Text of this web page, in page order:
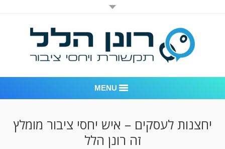
MENU
אודות החברה
יחצנות לעסקים – איש יחסי ציבור מומלץ
זה רונן הלל